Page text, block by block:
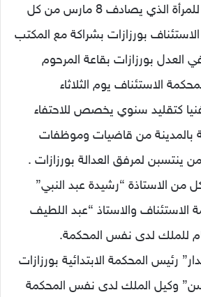
احتفاء باليوم العالمي للمرأة الذي يصادف 8 مارس من كل
بورزازات بشراكة مع المكتب
العدل بورزازات بقاعة المرحوم
الاستئناف يوم الثلاثاء
حفلا فنيا كتقليد سنوي يخصص للاحتفاء
بالمدينة من قاضيات وموظفات
ينتسبن لمرفق العدالة بورزازات .
الاستاذة “رشيدة عبد النبي”
الاستئناف والاستاذ “عبد اللطيف
للملك لدى نفس المحكمة.
رئيس المحكمة الابتدائية بورزازات
وكيل الملك لدى نفس المحكمة